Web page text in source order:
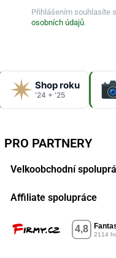
Přihlášením souhlasíte
osobních údajů.
Shop roku
'24 + '25
PRO PARTNERY
Velkoobchodní
Affiliate spolupráce